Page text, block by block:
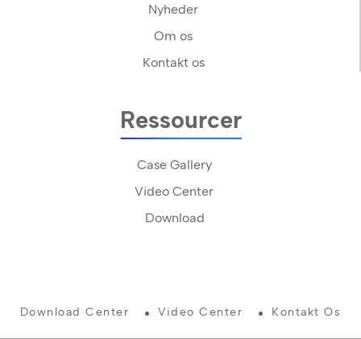
Nyheder
Om os
Kontakt os
Ressourcer
Case Gallery
Video Center
Download
Download Center Video Center Kontakt Os